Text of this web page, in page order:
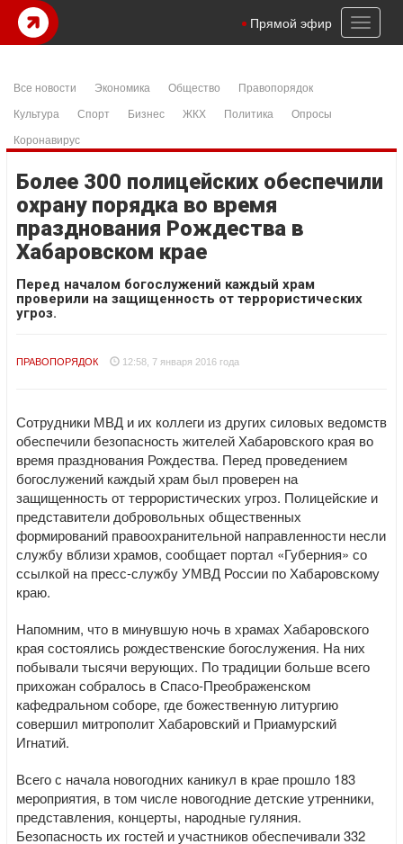
Toggle
Прямой эфир
Все новости Экономика Общество
Правопорядок
Культура
Спорт Бизнес ЖКХ Политика
Опросы
Коронавирус
Более 300 полицейских обеспечили
охрану порядка во время
празднования Рождества в
Хабаровском крае
Перед началом богослужений каждый храм
проверили на защищенность от террористических
угроз.
ПРАВОПОРЯДОК 12:58, 7 января 2016 года
Сотрудники МВД и их коллеги из других силовых ведомств
обеспечили безопасность жителей Хабаровского края во
время празднования Рождества. Перед проведением
богослужений каждый храм был проверен на
защищенность от террористических угроз. Полицейские и
представители добровольных общественных
формирований правоохранительной направленности несли
службу вблизи храмов, сообщает портал «Губерния» со
ссылкой на пресс-службу УМВД России по Хабаровскому
краю.
Напомним, что в минувшую ночь в храмах Хабаровского
края состоялись рождественские богослужения. На них
побывали тысячи верующих. По традиции больше всего
прихожан собралось в Спасо-Преображенском
кафедральном соборе, где божественную литургию
совершил митрополит Хабаровский и Приамурский
Игнатий.
Всего с начала новогодних каникул в крае прошло 183
мероприятия, в том числе новогодние детские утренники,
представления, концерты, народные гуляния.
Безопасность их гостей и участников обеспечивали 332